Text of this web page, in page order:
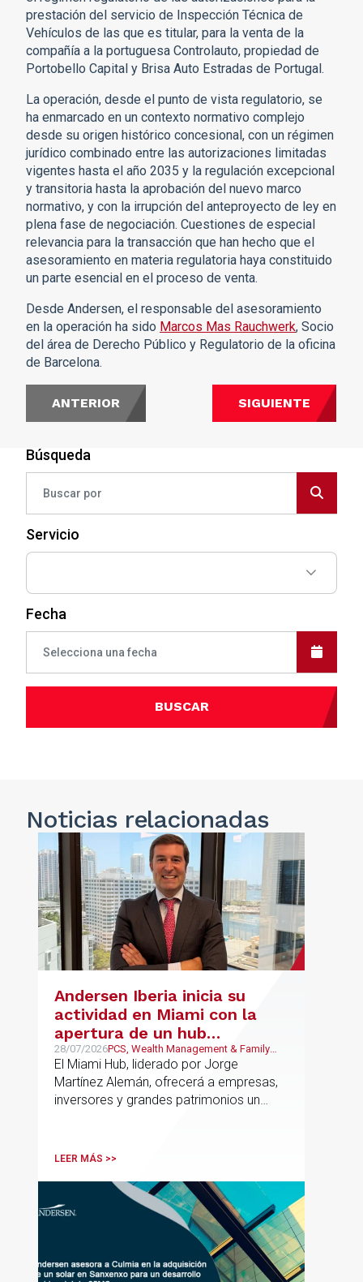
Búsqueda
Servicio
Fecha
BUSCAR
prestación del servicio de Inspección Técnica de
Vehículos de las que es titular, para la venta de la
compañía a la portuguesa Controlauto, propiedad de
Portobello Capital y Brisa Auto Estradas de Portugal.
La operación, desde el punto de vista regulatorio, se
ha enmarcado en un contexto normativo complejo
desde su origen histórico concesional, con un régimen
jurídico combinado entre las autorizaciones limitadas
vigentes hasta el año 2035 y la regulación excepcional
y transitoria hasta la aprobación del nuevo marco
normativo, y con la irrupción del anteproyecto de ley en
plena fase de negociación. Cuestiones de especial
relevancia para la transacción que han hecho que el
asesoramiento en materia regulatoria haya constituido
un parte esencial en el proceso de venta.
Desde Andersen, el responsable del asesoramiento
en la operación ha sido Marcos Mas Rauchwerk, Socio
del área de Derecho Público y Regulatorio de la oficina
de Barcelona.
ANTERIOR SIGUIENTE
Noticiasrelacionadas
Andersen Iberia inicia su
actividad en Miami con la
apertura de un hub
estratégico para reforzar el
asesoramiento fiscal, legal y
patrimonial conectando
Europa y Latinoamérica
28/07/2026PCS, Wealth Management & Family
Business, Real Estate, Corporate and
M&A
El Miami Hub, liderado por Jorge
Martínez Alemán, ofrecerá a empresas,
inversores y grandes patrimonios un
Latinoamérica y otros mercados
LEER MÁS >>